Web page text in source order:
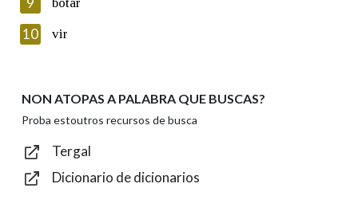
Introduce o código que aparece na imaxe:
Texto de verificación
10 vir
NON ATOPAS A PALABRA QUE BUSCAS?
Proba estoutros recursos de busca
Tergal
Dicionario de dicionarios